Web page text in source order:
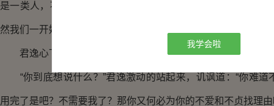
是一类人，不相信任何人，也不会完全的接受任何人。在我们
然我们一开始只是为了彼此的利益，那么现在就让一切回到当
君逸心下一颤，难道她就这样残忍吗？连记都不懒得。她怎
“你到底想说什么？”君逸激动的站起来，讥讽道：“你难道
用完了是吧？不需要我了？那你又何必为你的不爱和不贞找理由
我学会啦